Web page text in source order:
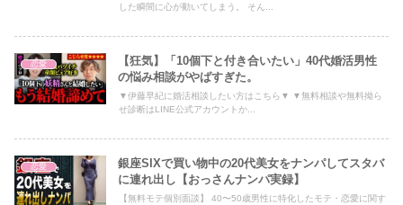
した瞬間に心が動いてしまう。 そん...
恋愛
【狂気】「10個下と付き合いたい」40代婚活男性
の悩み相談がやばすぎた。
▼伊藤早紀に婚活相談したい方はこちら▼ ▼無料相談や無料拗ら
せ診断はLINE公式アカウントか...
恋愛
銀座SIXで買い物中の20代美女をナンパしてスタバ
に連れ出し【おっさんナンパ実録】
【無料モテ個別面談】 40〜50歳男性に特化したモテ・恋愛に関す